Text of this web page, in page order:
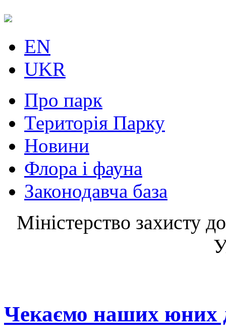
EN
UKR
Про парк
Територія Парку
Новини
Флора і фауна
Законодавча база
Міністерство захисту
Чекаємо наших юних